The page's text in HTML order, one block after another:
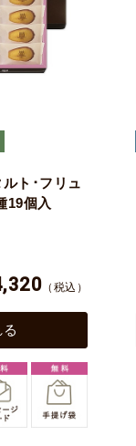
ルト･フリュ
19個入
（税込）